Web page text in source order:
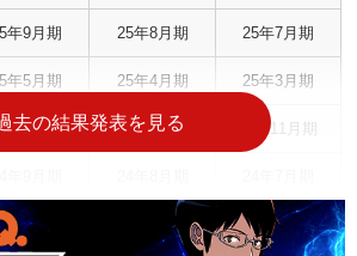
年9月期 25年8月期 25年7月期
年5月期 25年4月期 25年3月期
年1月期 24年12月期 24年11月期
年5月期 24年4月期 24年3月期
去の結果発表を見る